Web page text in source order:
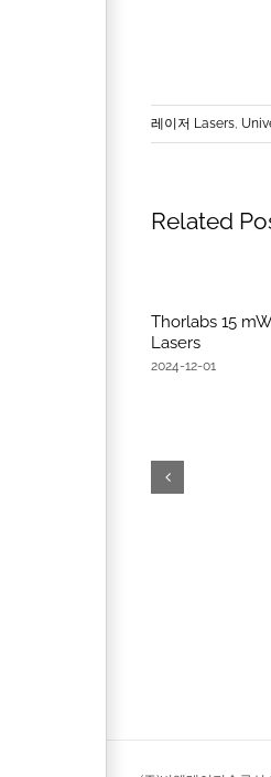
레이저 Lasers,
Related
Thorlabs 15
Lasers
2024-12-01